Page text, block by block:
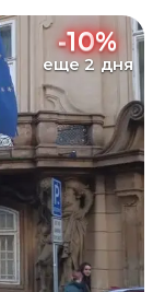
-10%
еще 2 дня